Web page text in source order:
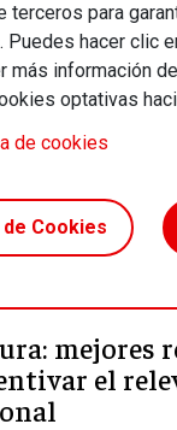
para
hacer clic
más
optativas
de cookies
Cookies
mejores
el